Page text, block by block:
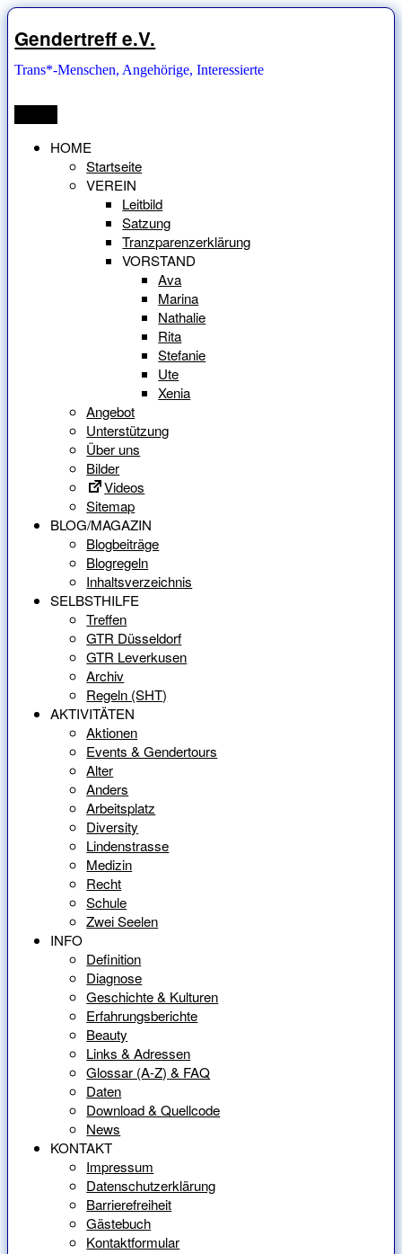
Zum
Inhalt
springen
Gendertreff e.V.
Trans*-Menschen, Angehörige, Interessierte
HOME
Startseite
VEREIN
Leitbild
Satzung
Tranzparenzerklärung
VORSTAND
Ava
Marina
Nathalie
Rita
Stefanie
Ute
Xenia
Angebot
Unterstützung
Über uns
Bilder
Videos
Sitemap
BLOG/MAGAZIN
Blogbeiträge
Blogregeln
Inhaltsverzeichnis
SELBSTHILFE
Treffen
GTR Düsseldorf
GTR Leverkusen
Archiv
Regeln (SHT)
AKTIVITÄTEN
Aktionen
Events & Gendertours
Alter
Anders
Arbeitsplatz
Diversity
Lindenstrasse
Medizin
Recht
Schule
Zwei Seelen
INFO
Definition
Diagnose
Geschichte & Kulturen
Erfahrungsberichte
Beauty
Links & Adressen
Glossar (A-Z) & FAQ
Daten
Download & Quellcode
News
KONTAKT
Impressum
Datenschutzerklärung
Barrierefreiheit
Gästebuch
Kontaktformular